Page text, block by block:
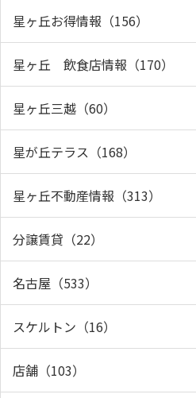
星ヶ丘お得情報（156）
星ヶ丘 飲食店情報（170）
星ヶ丘三越（60）
星が丘テラス（168）
星ヶ丘不動産情報（313）
分譲賃貸（22）
名古屋（533）
スケルトン（16）
店舗（103）